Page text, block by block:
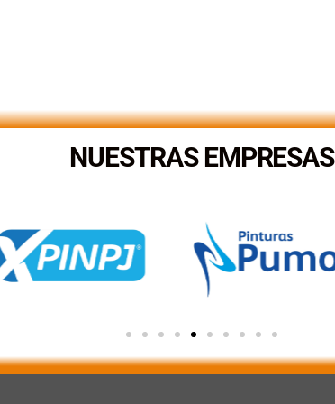
NUESTRAS EMPRESAS